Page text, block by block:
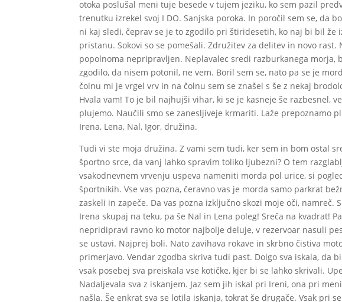
otoka poslušal meni tuje besede v tujem jeziku, ko sem pazil
trenutku izrekel svoj I DO. Sanjska poroka. In poročil sem se, da
ni kaj sledi, čeprav se je to zgodilo pri štiridesetih, ko naj bi bil že
pristanu. Sokovi so se pomešali. Združitev za delitev in novo
popolnoma nepripravljen. Neplavalec sredi razburkanega morja,
zgodilo, da nisem potonil, ne vem. Boril sem se, nato pa se je
čolnu mi je vrgel vrv in na čolnu sem se znašel s še z nekaj
Hvala vam! To je bil najhujši vihar, ki se je kasneje še razbesnel,
plujemo. Naučili smo se zanesljiveje krmariti. Laže prepoznamo
Irena, Lena, Nal, Igor, družina.
Tudi vi ste moja družina. Z vami sem tudi, ker sem in bom ostal
športno srce, da vanj lahko spravim toliko ljubezni? O tem
vsakodnevnem vrvenju uspeva nameniti morda pol urice, si
športnikih. Vse vas pozna, čeravno vas je morda samo parkrat
zaskeli in zapeče. Da vas pozna izključno skozi moje oči,
Irena skupaj na teku, pa še Nal in Lena poleg! Sreča na kvadrat!
nepridipravi ravno ko motor najbolje deluje, v rezervoar nasuli
se ustavi. Najprej boli. Nato zavihava rokave in skrbno čistiva
primerjavo. Vendar zgodba skriva tudi past. Dolgo sva iskala, da
vsak posebej sva preiskala vse kotičke, kjer bi se lahko skrivali.
Nadaljevala sva z iskanjem. Jaz sem jih iskal pri Ireni, ona pri
našla. Še enkrat sva se lotila iskanja, tokrat še drugače. Vsak pri